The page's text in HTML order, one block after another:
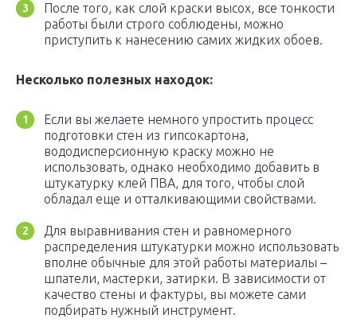
После того, как слой краски высох, все тонкости
работы были строго соблюдены, можно
приступить к нанесению самих жидких обоев.
Несколько полезных находок:
Если вы желаете немного упростить процесс
подготовки стен из гипсокартона,
вододисперсионную краску можно не
использовать, однако необходимо добавить в
штукатурку клей ПВА, для того, чтобы слой
обладал еще и отталкивающими свойствами.
Для выравнивания стен и равномерного
распределения штукатурки можно использовать
вполне обычные для этой работы материалы –
шпатели, мастерки, затирки. В зависимости от
качество стены и фактуры, вы можете сами
подбирать нужный инструмент.